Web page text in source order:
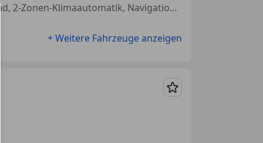
Apple CarPlay, Scheckheftgepflegt, Tagfahrlicht, Multifunktionslenkrad, 2-Zonen-Klimaautomatik, Navigationssystem, LED-Tagfahrlicht, Xenonscheinwerfer
+ Weitere Fahrzeuge anzeigen
Merken